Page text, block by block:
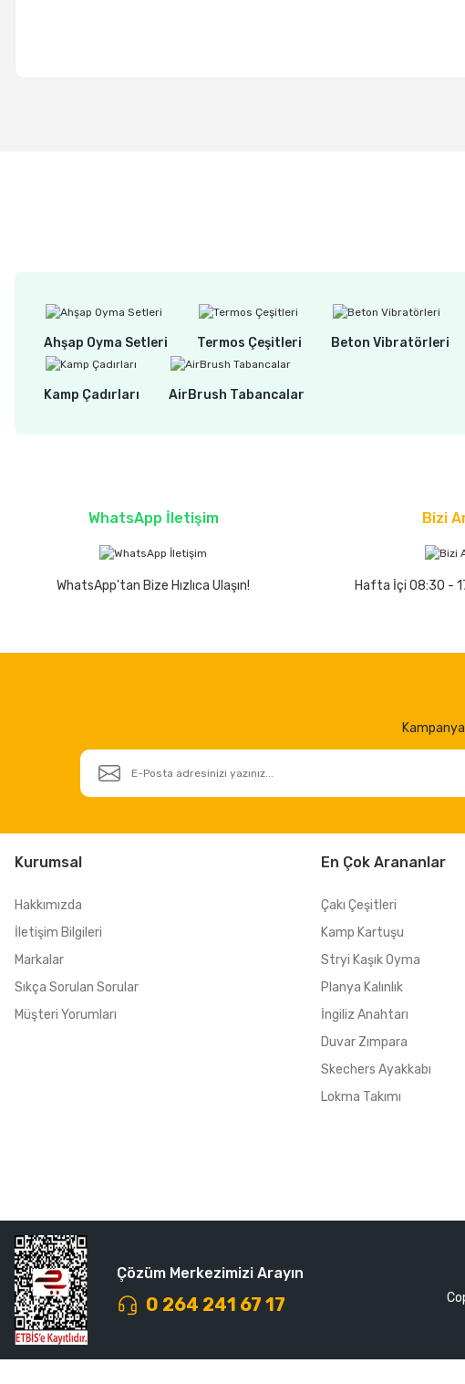
Ahşap Oyma Setleri Termos Çeşitleri Beton Vibratörleri
Kamp Çadırları AirBrush Tabancalar
WhatsApp İletişim
WhatsApp'tan Bize Hızlıca Ulaşın!
Bizi
Hafta İçi 08:30 -
Kurumsal
Hakkımızda
İletişim Bilgileri
Markalar
Sıkça Sorulan Sorular
Müşteri Yorumları
En Çok Arananlar
Çakı Çeşitleri
Kamp Kartuşu
Stryi Kaşık Oyma
Planya Kalınlık
İngiliz Anahtarı
Duvar Zımpara
Skechers Ayakkabı
Lokma Takımı
Çözüm Merkezimizi Arayın
0 264 241 67 17